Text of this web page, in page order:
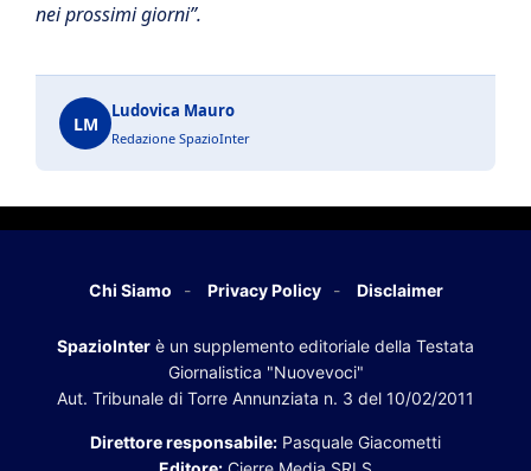
nei prossimi giorni”.
LM
Ludovica Mauro
Redazione SpazioInter
Chi Siamo Privacy Policy Disclaimer
SpazioInter è un supplemento editoriale della Testata
Giornalistica "Nuovevoci"
Aut. Tribunale di Torre Annunziata n. 3 del 10/02/2011
Direttore responsabile: Pasquale Giacometti